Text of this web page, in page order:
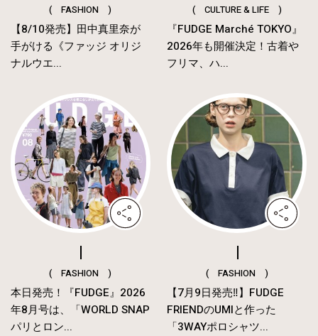
( FASHION )
【8/10発売】田中真里奈が
手がける《ファッジ オリジ
ナルウエ...
( CULTURE & LIFE )
『FUDGE Marché TOKYO』
2026年も開催決定！古着や
フリマ、ハ...
( FASHION )
本日発売！『FUDGE』2026
年8月号は、「WORLD SNAP
パリとロン...
( FASHION )
【7月9日発売‼︎】FUDGE
FRIENDのUMIと作った
「3WAYポロシャツ...